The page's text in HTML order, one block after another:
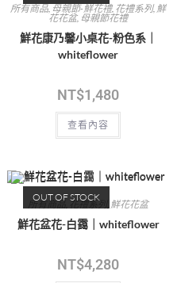
所有商品, 母親節-鮮花禮, 花禮系列, 鮮
花花盆, 母親節花禮
鮮花康乃馨小桌花-粉色系｜
whiteflower
NT$1,480
查看內容
OUT OF STOCK
所有商品 花禮系列 鮮花花盆
鮮花盆花-白靄｜whiteflower
NT$4,280